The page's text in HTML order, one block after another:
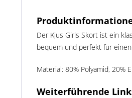
Der Kjus Girls Skort ist ein
bequem und perfekt für
Material: 80% Polyamid, 20%
Weiterführende